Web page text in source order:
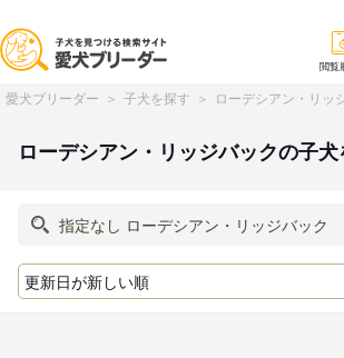
閲覧
愛犬ブリーダー 子犬を探す ローデシアン・リッ
ローデシアン・リッジバックの子